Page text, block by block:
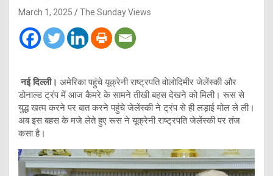
March 1, 2025 The Sunday Views
नई दिल्ली। अमेरिका पहुंचे यूक्रेनी राष्ट्रपति वोलोदिमीर जेलेंस्की और
डोनाल्ड ट्रंप में आज कैमरे के सामने तीखी बहस देखने को मिली। रूस से
युद्ध खत्म करने पर बात करने पहुंचे जेलेंस्की ने ट्रंप से ही लड़ाई मोल ले ली।
अब इस बहस के मजे लेते हुए रूस ने यूक्रेनी राष्ट्रपति जेलेंस्की पर तंज
कसा है।